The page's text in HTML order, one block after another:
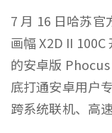
7 月 16 日哈苏
画幅 X2D II
的安卓版
底打通安卓用户
跨系统联机、高